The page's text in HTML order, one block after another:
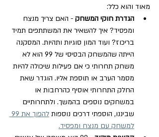
מאוד והוא כלל:
הגדרת חוקי המשחק - האם צריך מנצח
ומפסיד? איך להשאיר את המשתתפים תמיד
בריכוז? ועוד המון סוגיות ותהיות. המסקנה
הייתה שהמשחק הבסיסי של 99 הוא לא
משחק תחרותי כי אם פעילות שיכולה להיות
מסמר הערב או תוספת אליו. הוגדר שאת
החלק התחרותי אוסיף כהרחבות או
במשחקים נוספים בהמשך. ולתחרותיים
שביננו, הוספתי דרכים נוספות
למשחק עם מנצח ומפסיד.